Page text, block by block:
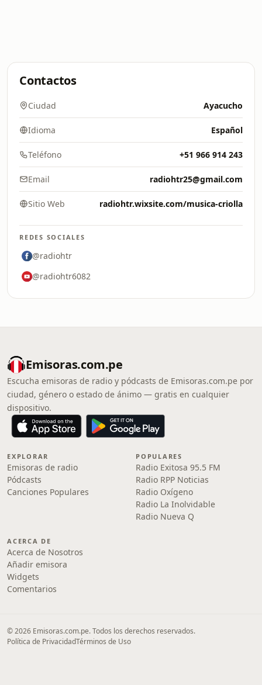
Contactos
Ciudad Ayacucho
Idioma Español
Teléfono +51 966 914 243
Email radiohtr25@gmail.com
Sitio Web radiohtr.wixsite.com/musica-criolla
REDES SOCIALES
@radiohtr
@radiohtr6082
Emisoras.com.pe
Escucha emisoras de radio y pódcasts de Emisoras.com.pe por
ciudad, género o estado de ánimo — gratis en cualquier
dispositivo.
EXPLORAR
Emisoras de radio
Pódcasts
Canciones Populares
POPULARES
Radio Exitosa 95.5 FM
Radio RPP Noticias
Radio Oxígeno
Radio La Inolvidable
Radio Nueva Q
ACERCA DE
Acerca de Nosotros
Añadir emisora
Widgets
Comentarios
© 2026 Emisoras.com.pe. Todos los derechos reservados.
Política de PrivacidadTérminos de Uso